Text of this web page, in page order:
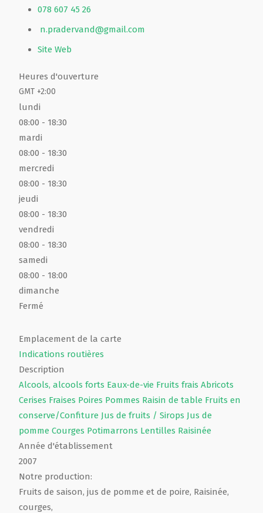
078 607 45 26
n.pradervand@gmail.com
Site Web
Heures d'ouverture
GMT +2:00
lundi
08:00 - 18:30
mardi
08:00 - 18:30
mercredi
08:00 - 18:30
jeudi
08:00 - 18:30
vendredi
08:00 - 18:30
samedi
08:00 - 18:00
dimanche
Fermé
Emplacement de la carte
Indications routières
Description
Alcools, alcools forts Eaux-de-vie Fruits frais Abricots
Cerises Fraises Poires Pommes Raisin de table Fruits en
conserve/Confiture Jus de fruits / Sirops Jus de
pomme Courges Potimarrons Lentilles Raisinée
Année d'établissement
2007
Notre production:
Fruits de saison, jus de pomme et de poire, Raisinée,
courges,